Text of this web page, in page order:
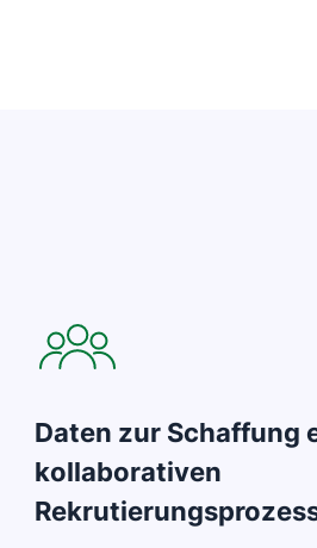
Daten zur Schaffung
kollaborativen